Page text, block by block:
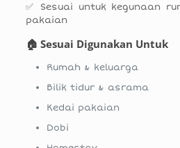
✅ Sesuai untuk kegunaan
pakaian
🏠 Sesuai Digunakan Untuk
Rumah & keluarga
Bilik tidur & asrama
Kedai pakaian
Dobi